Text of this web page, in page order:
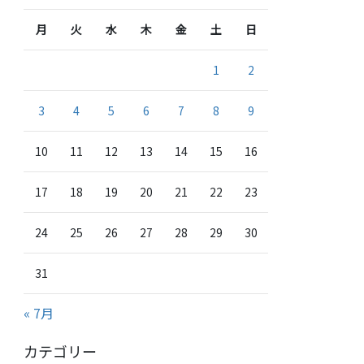
月 火 水 木 金 土 日
1 2
3 4 5 6 7 8 9
10 11 12 13 14 15 16
17 18 19 20 21 22 23
24 25 26 27 28 29 30
31
« 7月
カテゴリー